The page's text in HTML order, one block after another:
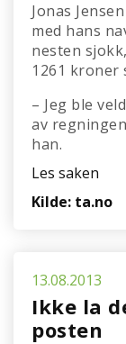
Jonas
med hans
nesten
1261 kroner
– Jeg ble
av
han.
Les saken
Kilde: ta.no
13.08.2013
Ikke la
posten